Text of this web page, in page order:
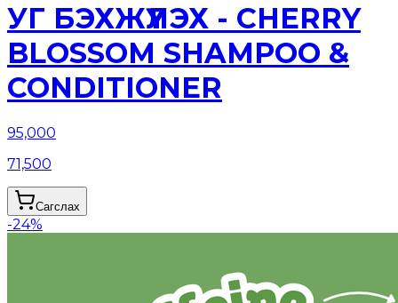
УГ БЭХЖҮҮЛЭХ - CHERRY
BLOSSOM SHAMPOO &
CONDITIONER
95,000
71,500
Сагслах
-24%